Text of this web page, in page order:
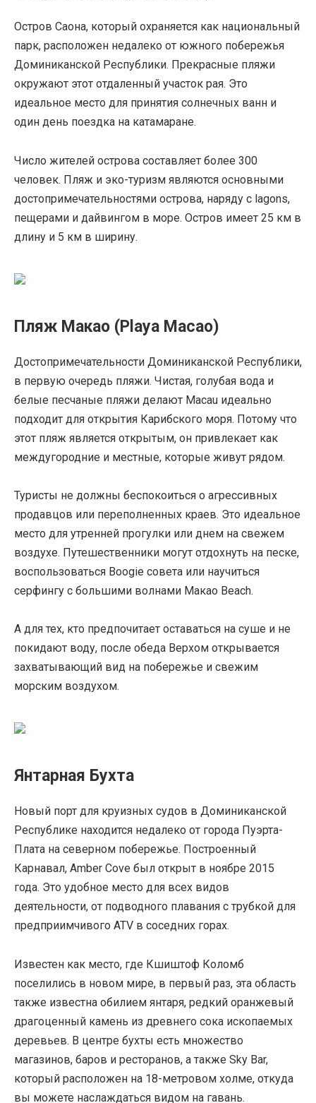
Остров Саона, который охраняется как национальный
парк, расположен недалеко от южного побережья
Доминиканской Республики. Прекрасные пляжи
окружают этот отдаленный участок рая. Это
идеальное место для принятия солнечных ванн и
один день поездка на катамаране.
Число жителей острова составляет более 300
человек. Пляж и эко-туризм являются основными
достопримечательностями острова, наряду с lagons,
пещерами и дайвингом в море. Остров имеет 25 км в
длину и 5 км в ширину.
Пляж Макао (Playa Macao)
Достопримечательности Доминиканской Республики,
в первую очередь пляжи. Чистая, голубая вода и
белые песчаные пляжи делают Macau идеально
подходит для открытия Карибского моря. Потому что
этот пляж является открытым, он привлекает как
междугородние и местные, которые живут рядом.
Туристы не должны беспокоиться о агрессивных
продавцов или переполненных краев. Это идеальное
место для утренней прогулки или днем ​​на свежем
воздухе. Путешественники могут отдохнуть на песке,
воспользоваться Boogie совета или научиться
серфингу с большими волнами Макао Beach.
А для тех, кто предпочитает оставаться на суше и не
покидают воду, после обеда Верхом открывается
захватывающий вид на побережье и свежим
морским воздухом.
Янтарная Бухта
Новый порт для круизных судов в Доминиканской
Республике находится недалеко от города Пуэрта-
Плата на северном побережье. Построенный
Карнавал, Amber Cove был открыт в ноябре 2015
года. Это удобное место для всех видов
деятельности, от подводного плавания с трубкой для
предприимчивого ATV в соседних горах.
Известен как место, где Кшиштоф Коломб
поселились в новом мире, в первый раз, эта область
также известна обилием янтаря, редкий оранжевый
драгоценный камень из древнего сока ископаемых
деревьев. В центре бухты есть множество
магазинов, баров и ресторанов, а также Sky Bar,
который расположен на 18-метровом холме, откуда
вы можете наслаждаться видом на гавань.